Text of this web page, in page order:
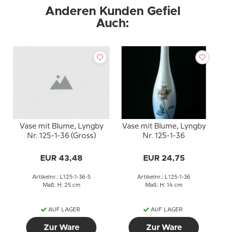
Anderen Kunden Gefiel
Auch:
Vase mit Blume, Lyngby
Nr. 125-1-36 (Gross)
EUR 43,48
Artikelnr.: L125-1-36-S
Maß: H: 25 cm
AUF LAGER
Zur Ware
Vase mit Blume, Lyngby
Nr. 125-1-36
EUR 24,75
Artikelnr.: L125-1-36
Maß: H: 14 cm
AUF LAGER
Zur Ware